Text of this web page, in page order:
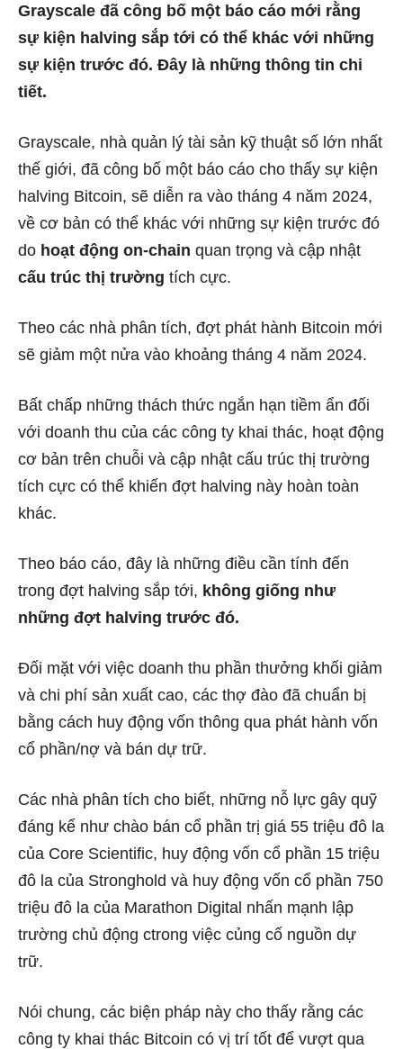
Grayscale đã công bố một báo cáo mới rằng
sự kiện halving sắp tới có thể khác với những
sự kiện trước đó. Đây là những thông tin chi
tiết.
Grayscale, nhà quản lý tài sản kỹ thuật số lớn nhất
thế giới, đã công bố một báo cáo cho thấy sự kiện
halving Bitcoin, sẽ diễn ra vào tháng 4 năm 2024,
về cơ bản có thể khác với những sự kiện trước đó
do hoạt động on-chain quan trọng và cập nhật
cấu trúc thị trường tích cực.
Theo các nhà phân tích, đợt phát hành Bitcoin mới
sẽ giảm một nửa vào khoảng tháng 4 năm 2024.
Bất chấp những thách thức ngắn hạn tiềm ẩn đối
với doanh thu của các công ty khai thác, hoạt động
cơ bản trên chuỗi và cập nhật cấu trúc thị trường
tích cực có thể khiến đợt halving này hoàn toàn
khác.
Theo báo cáo, đây là những điều cần tính đến
trong đợt halving sắp tới, không giống như
những đợt halving trước đó.
Đối mặt với việc doanh thu phần thưởng khối giảm
và chi phí sản xuất cao, các thợ đào đã chuẩn bị
bằng cách huy động vốn thông qua phát hành vốn
cổ phần/nợ và bán dự trữ.
Các nhà phân tích cho biết, những nỗ lực gây quỹ
đáng kể như chào bán cổ phần trị giá 55 triệu đô la
của Core Scientific, huy động vốn cổ phần 15 triệu
đô la của Stronghold và huy động vốn cổ phần 750
triệu đô la của Marathon Digital nhấn mạnh lập
trường chủ động ctrong việc củng cố nguồn dự
trữ.
Nói chung, các biện pháp này cho thấy rằng các
công ty khai thác Bitcoin có vị trí tốt để vượt qua